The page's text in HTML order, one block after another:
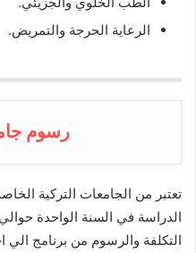
الرعاية الحرجة والتمريض.
رسوم
تعتبر من الجامعات التركية
التكلفة والرسوم من برنامج الي